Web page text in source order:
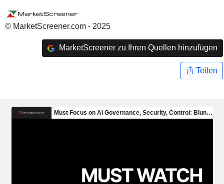
© MarketScreener.com - 2025
MarketScreener zu Ihren Quellen hinzufügen
Teilen